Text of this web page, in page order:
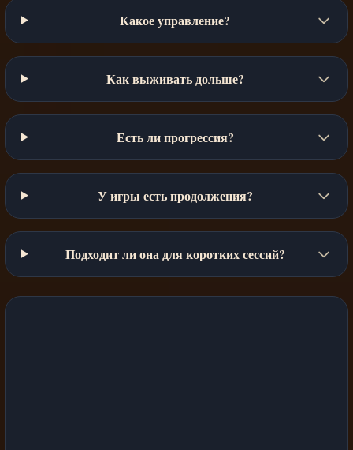
Какое управление?
Как выживать дольше?
Есть ли прогрессия?
У игры есть продолжения?
Подходит ли она для коротких сессий?